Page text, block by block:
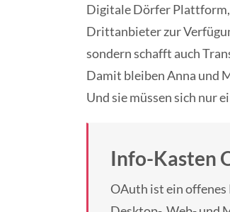
Digitale Dörfer
Drittanbieter zur
sondern schafft auch
Damit bleiben Anna und
Und sie müssen sich nur
Info-Kasten
OAuth ist ein